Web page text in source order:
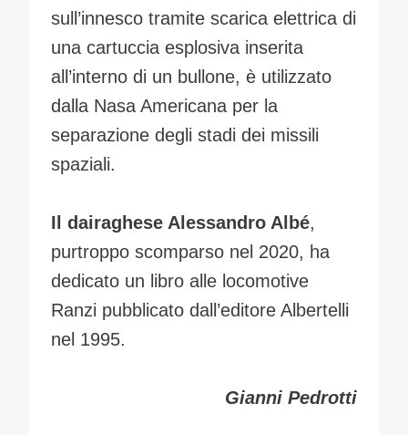
sull’innesco tramite scarica elettrica di
una cartuccia esplosiva inserita
all’interno di un bullone, è utilizzato
dalla Nasa Americana per la
separazione degli stadi dei missili
spaziali.
Il dairaghese Alessandro Albé,
purtroppo scomparso nel 2020, ha
dedicato un libro alle locomotive
Ranzi pubblicato dall’editore Albertelli
nel 1995.
Gianni Pedrotti